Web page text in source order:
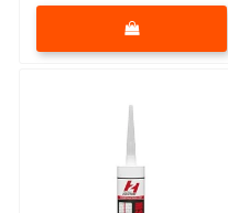
Quantità